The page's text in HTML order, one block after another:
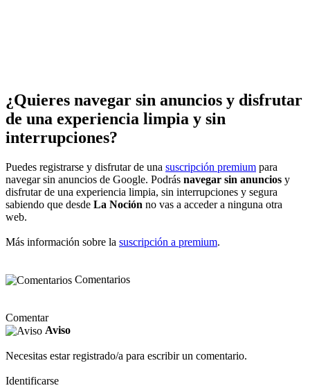
¿Quieres navegar sin anuncios y disfrutar
de una experiencia limpia y sin
interrupciones?
Puedes registrarse y disfrutar de una suscripción premium para
navegar sin anuncios de Google. Podrás navegar sin anuncios y
disfrutar de una experiencia limpia, sin interrupciones y segura
sabiendo que desde La Noción no vas a acceder a ninguna otra
web.
Más información sobre la suscripción a premium.
Comentarios
Comentar
Aviso
Necesitas estar registrado/a para escribir un comentario.
Identificarse